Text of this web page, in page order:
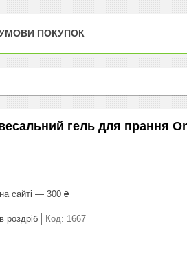
ПОКУПОК
гель для прання
сайті — 300 ₴
роздріб Код: 1667